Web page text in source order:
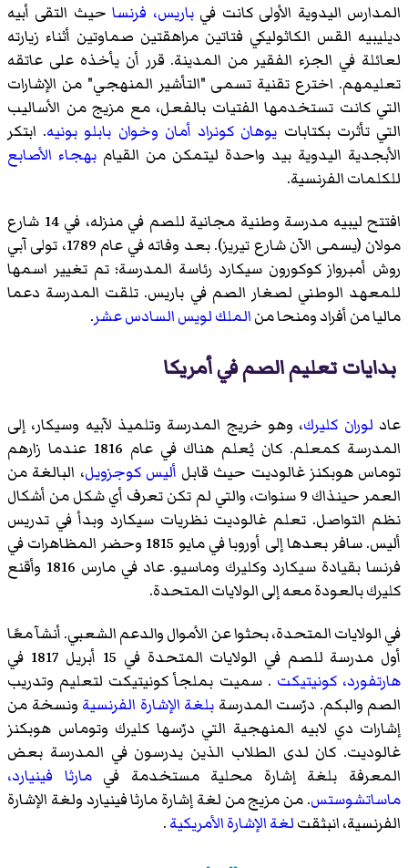
المدارس اليدوية الأولى كانت فيباريس، فرنساحيث التقى أبيه
ديليبيه القس الكاثوليكي فتاتين مراهقتين صماوتين أثناء زيارته
لعائلة في الجزء الفقير من المدينة. قرر أن يأخذه على عاتقه
تعليمهم. اخترع تقنية تسمى "التأشير المنهجي" من الإشارات
التي كانت تستخدمها الفتيات بالفعل، مع مزيج من الأساليب
التي تأثرت بكتابات يوهان كونراد أمان وخوان بابلو بونيه. ابتكر
الأبجدية اليدوية بيد واحدة ليتمكن من القيام بهجاء الأصابع
للكلمات الفرنسية.
افتتح ليبيه مدرسة وطنية مجانية للصم في منزله، في 14 شارع
مولان (يسمى الآن شارع تيريز). بعد وفاته في عام 1789، تولى
آبي
روش أمبرواز كوكورون سيكارد رئاسة المدرسة؛ تم تغيير اسمها
للمعهد الوطني لصغار الصم في باريس. تلقت المدرسة دعما
ماليا من أفراد ومنحا منالملك لويس السادس عشر.
بدايات تعليم الصم في أمريكا
عاد لوران كليرك، وهو خريج المدرسة وتلميذ لآبيه وسيكار، إلى
المدرسة كمعلم. كان يُعلم هناك في عام 1816 عندما زارهم
توماس هوبكنز غالوديت حيث قابل أليس كوجزويل، البالغة من
العمر حينذاك 9 سنوات، والتي لم تكن تعرف أي شكل من أشكال
نظم التواصل. تعلم غالوديت نظريات سيكارد وبدأ في تدريس
أليس. سافر بعدها إلى أوروبا في مايو 1815 وحضر المظاهرات في
فرنسا بقيادة سيكارد وكليرك وماسيو
. عاد في مارس 1816 وأقنع
كليرك بالعودة معه إلى الولايات المتحدة.
في الولايات المتحدة، بحثوا عن الأموال والدعم الشعبي. أنشآ معًا
أول مدرسة للصم في الولايات المتحدة في 15 أبريل 1817 في
هارتفورد، كونيتيكت . سميت بملجأ كونيتيكت لتعليم وتدريب
الصم والبكم. درّست المدرسة بلغة الإشارة الفرنسية ونسخة من
إشارات دي لابيه المنهجية التي درّسها كليرك وتوماس هوبكنز
غالوديت. كان لدى الطلاب الذين يدرسون في المدرسة بعض
المعرفة بلغة إشارة محلية مستخدمة فيمارثا فينيارد،
ماساتشوستس. من مزيج من لغة إشارة مارثا فينياردولغة الإشارة
الفرنسية، انبثقتلغة الإشارة الأمريكية.